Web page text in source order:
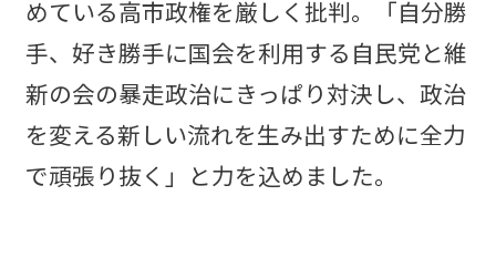
めている高市政権を厳しく批判。「自分勝
手、好き勝手に国会を利用する自民党と維
新の会の暴走政治にきっぱり対決し、政治
を変える新しい流れを生み出すために全力
で頑張り抜く」と力を込めました。